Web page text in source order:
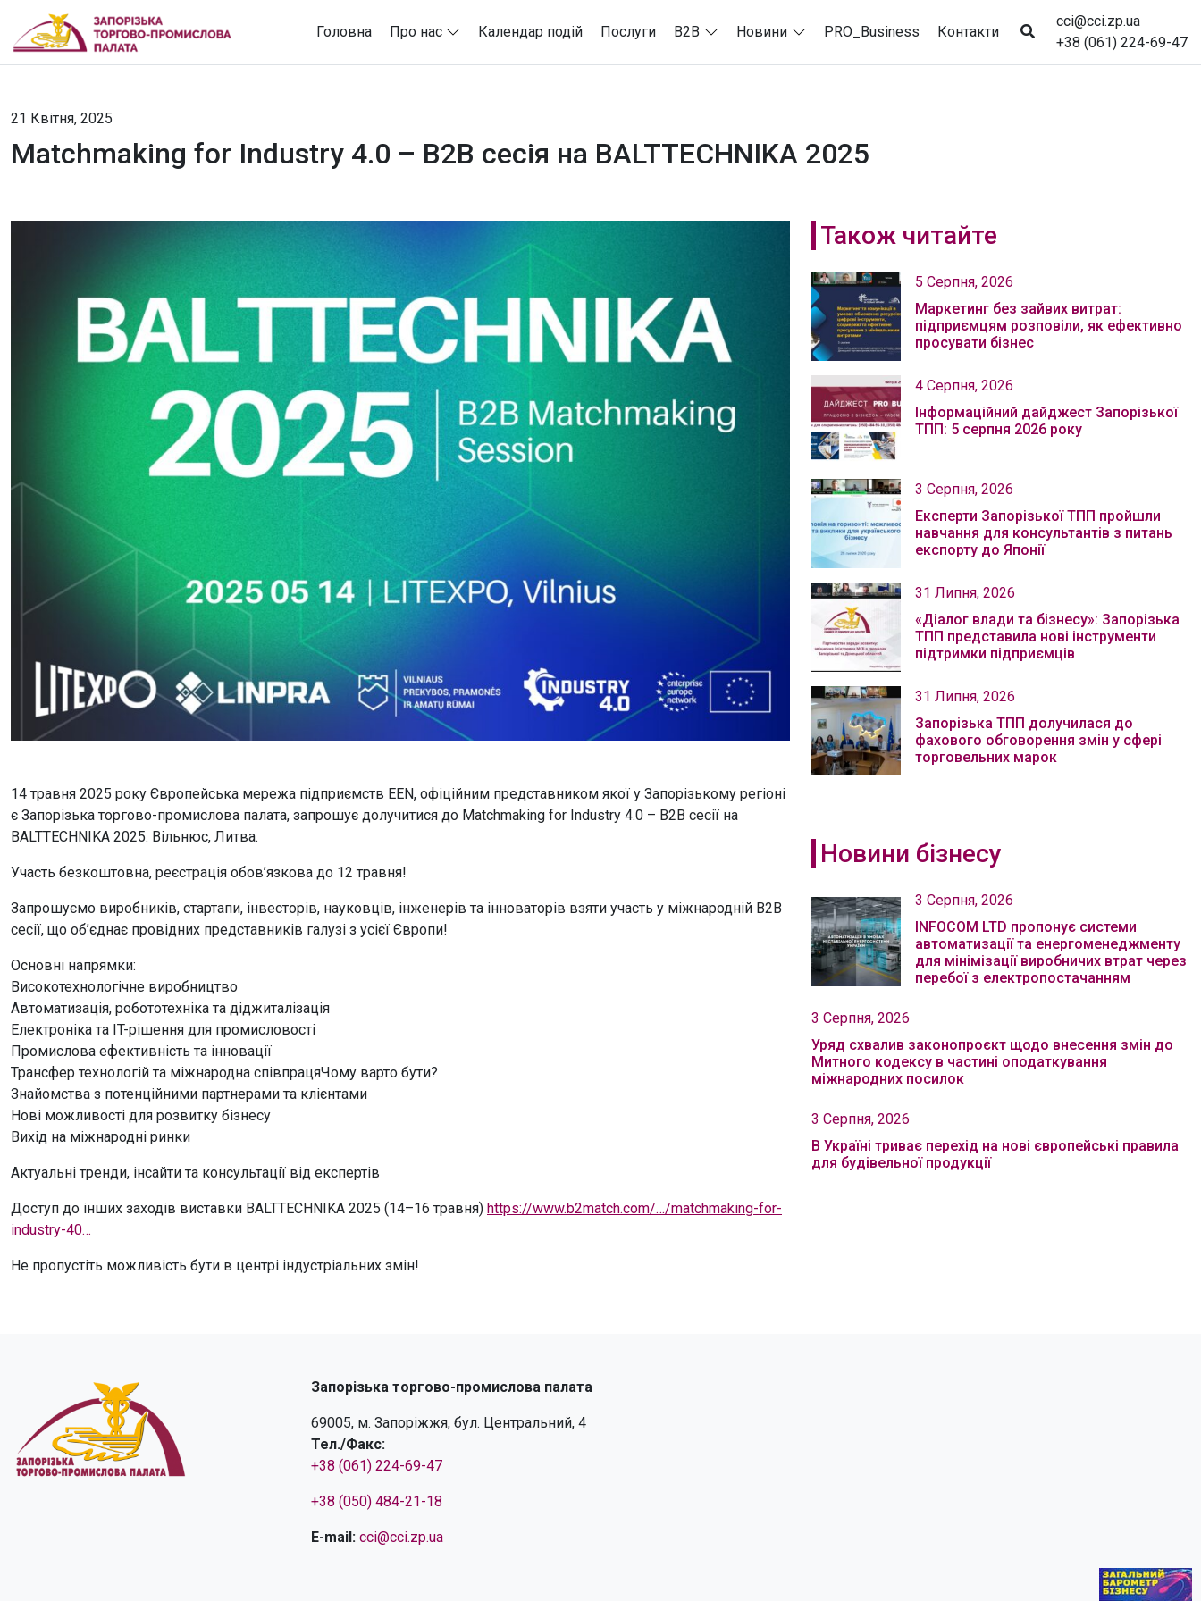
Головна Про нас Календар подій Послуги B2B Новини PRO_Business Контакти
cci@cci.zp.ua
+38 (061) 224-69-47
21 Квітня, 2025
Matchmaking for Industry 4.0 – B2B сесія на BALTTECHNIKA 2025
14 травня 2025 року Європейська мережа підприємств EEN, офіційним представником якої у Запорізькому регіоні
є Запорізька торгово-промислова палата, запрошує долучитися до Matchmaking for Industry 4.0 – B2B сесії на
BALTTECHNIKA 2025. Вільнюс, Литва.
Участь безкоштовна, реєстрація обов’язкова до 12 травня!
Запрошуємо виробників, стартапи, інвесторів, науковців, інженерів та інноваторів взяти участь у міжнародній B2B
сесії, що об’єднає провідних представників галузі з усієї Європи!
Основні напрямки:
Високотехнологічне виробництво
Автоматизація, робототехніка та діджиталізація
Електроніка та IT-рішення для промисловості
Промислова ефективність та інновації
Трансфер технологій та міжнародна співпрацяЧому варто бути?
Знайомства з потенційними партнерами та клієнтами
Нові можливості для розвитку бізнесу
Вихід на міжнародні ринки
Актуальні тренди, інсайти та консультації від експертів
Доступ до інших заходів виставки BALTTECHNIKA 2025 (14–16 травня) https://www.b2match.com/…/matchmaking-for-
industry-40…
Не пропустіть можливість бути в центрі індустріальних змін!
Також читайте
5 Серпня, 2026
Маркетинг без зайвих витрат:
підприємцям розповіли, як ефективно
просувати бізнес
4 Серпня, 2026
Інформаційний дайджест Запорізької
ТПП: 5 серпня 2026 року
3 Серпня, 2026
Експерти Запорізької ТПП пройшли
навчання для консультантів з питань
експорту до Японії
31 Липня, 2026
«Діалог влади та бізнесу»: Запорізька
ТПП представила нові інструменти
підтримки підприємців
31 Липня, 2026
Запорізька ТПП долучилася до
фахового обговорення змін у сфері
торговельних марок
Новини бізнесу
3 Серпня, 2026
INFOCOM LTD пропонує системи
автоматизації та енергоменеджменту
для мінімізації виробничих втрат через
перебої з електропостачанням
3 Серпня, 2026
Уряд схвалив законопроєкт щодо внесення змін до
Митного кодексу в частині оподаткування
міжнародних посилок
3 Серпня, 2026
В Україні триває перехід на нові європейські правила
для будівельної продукції
Запорізька торгово-промислова палата
69005, м. Запоріжжя, бул. Центральний, 4
Тел./Факс:
+38 (061) 224-69-47
+38 (050) 484-21-18
E-mail: cci@cci.zp.ua